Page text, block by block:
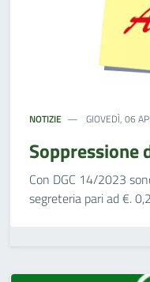
NOTIZIE GIOVEDÌ, 06
Con DGC 14/2023
segreteria pari ad €.